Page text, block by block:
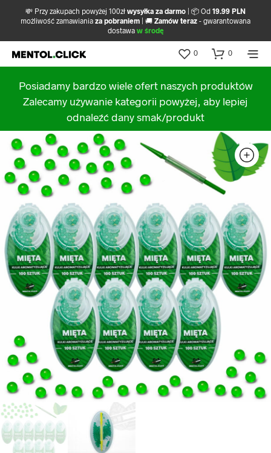
💸 Przy zakupach powyżej 100zł wysyłka za darmo | 📦 Od 19.99 PLN
możliwość zamawiania za pobraniem | 🚚 Zamów teraz - gwarantowana
dostawa w środę
0 0
Posiadamy bardzo wiele ofert naszych produktów
Zalecamy używanie kategorii powyżej, aby lepiej
odnaleźć dany smak/produkt